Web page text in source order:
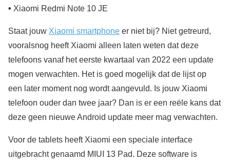
• Xiaomi Redmi Note 10 JE
Staat jouw Xiaomi smartphone er niet bij? Niet getreurd,
vooralsnog heeft Xiaomi alleen laten weten dat deze
telefoons vanaf het eerste kwartaal van 2022 een update
mogen verwachten. Het is goed mogelijk dat de lijst op
een later moment nog wordt aangevuld. Is jouw Xiaomi
telefoon ouder dan twee jaar? Dan is er een reële kans dat
deze geen nieuwe Android update meer mag verwachten.
Voor de tablets heeft Xiaomi een speciale interface
uitgebracht genaamd MIUI 13 Pad. Deze software is